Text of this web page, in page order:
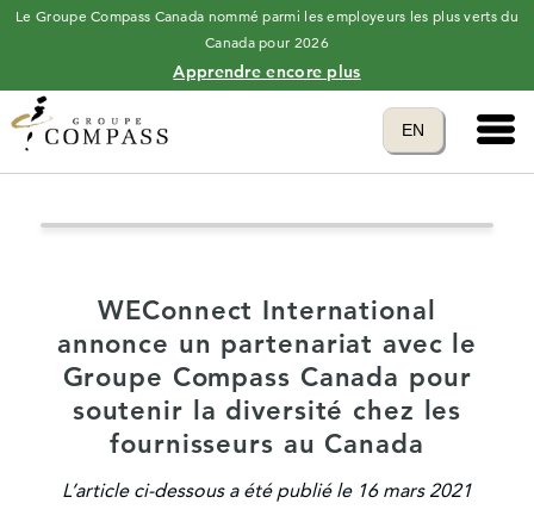
Le Groupe Compass Canada nommé parmi les employeurs les plus verts du
Canada pour 2026
Apprendre encore plus
Translate to
EN
language
Main
WEConnect International
annonce un partenariat avec le
Groupe Compass Canada pour
soutenir la diversité chez les
fournisseurs au Canada
L’article ci-dessous a été publié le 16 mars 2021